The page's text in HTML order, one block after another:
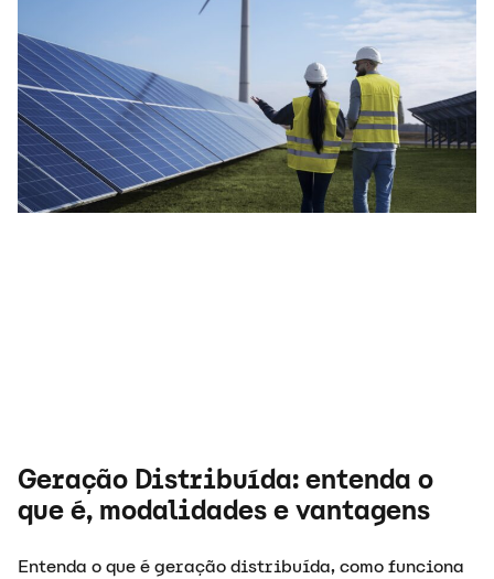
Geração Distribuída: entenda o
que é, modalidades e vantagens
Entenda o que é geração distribuída, como funciona